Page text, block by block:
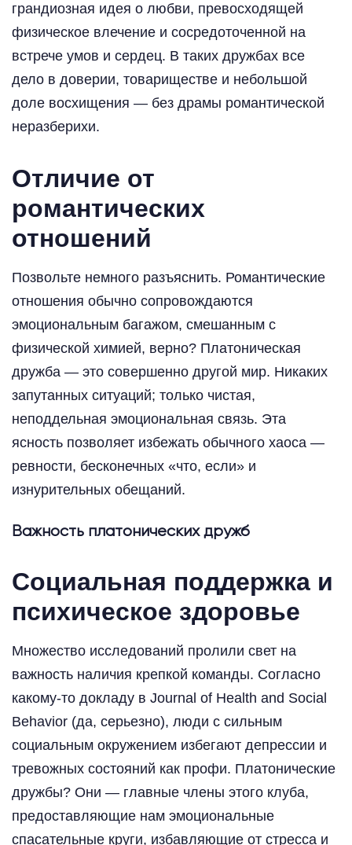
грандиозная идея о любви, превосходящей
физическое влечение и сосредоточенной на
встрече умов и сердец. В таких дружбах все
дело в доверии, товариществе и небольшой
доле восхищения — без драмы романтической
неразберихи.
Отличие от
романтических
отношений
Позвольте немного разъяснить. Романтические
отношения обычно сопровождаются
эмоциональным багажом, смешанным с
физической химией, верно? Платоническая
дружба — это совершенно другой мир. Никаких
запутанных ситуаций; только чистая,
неподдельная эмоциональная связь. Эта
ясность позволяет избежать обычного хаоса —
ревности, бесконечных «что, если» и
изнурительных обещаний.
Важность платонических дружб
Социальная поддержка и
психическое здоровье
Множество исследований пролили свет на
важность наличия крепкой команды. Согласно
какому-то докладу в Journal of Health and Social
Behavior (да, серьезно), люди с сильным
социальным окружением избегают депрессии и
тревожных состояний как профи. Платонические
дружбы? Они — главные члены этого клуба,
предоставляющие нам эмоциональные
спасательные круги, избавляющие от стресса и